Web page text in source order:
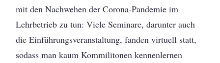
mit den Nachwehen der Corona-Pandemie im
Lehrbetrieb zu tun: Viele Seminare, darunter auch
die Einführungsveranstaltung, fanden virtuell statt,
sodass man kaum Kommilitonen kennenlernen